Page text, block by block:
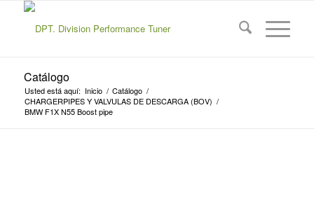
Catálogo
Usted está aquí: Inicio / Catálogo /
CHARGERPIPES Y VALVULAS DE DESCARGA (BOV) /
BMW F1X N55 Boost pipe